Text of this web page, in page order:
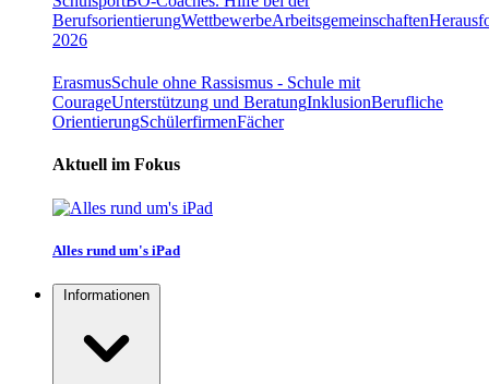
BerufsorientierungWettbewerbeArbeitsgemeinschaften
2026
ErasmusSchule ohne Rassismus - Schule mit
CourageUnterstützung und BeratungInklusionBerufliche
OrientierungSchülerfirmenFächer
Aktuell im Fokus
Alles rund um's iPad
Informationen